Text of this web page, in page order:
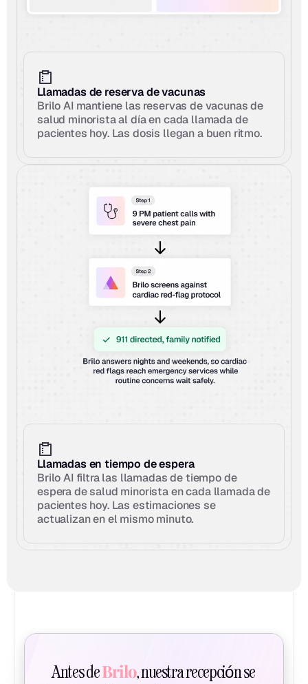
Llamadas de reserva de vacunas
Brilo AI mantiene las reservas de vacunas de
salud minorista al día en cada llamada de
pacientes hoy. Las dosis llegan a buen ritmo.
Llamadas en tiempo de espera
Brilo AI filtra las llamadas de tiempo de
espera de salud minorista en cada llamada de
pacientes hoy. Las estimaciones se
actualizan en el mismo minuto.
Antes de Brilo, nuestra recepción se